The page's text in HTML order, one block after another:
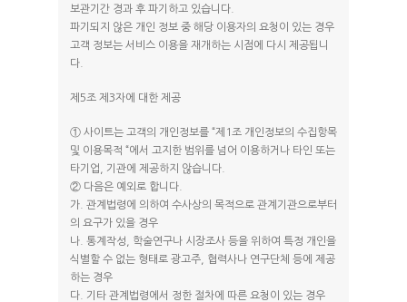
보관기간 경과 후 파기하고 있습니다.
파기되지 않은 개인 정보 중 해당 이용자의 요청이 있는 경우
고객 정보는 서비스 이용을 재개하는 시점에 다시 제공됩니
다.
제5조 제3자에 대한 제공
① 사이트는 고객의 개인정보를 “제1조 개인정보의 수집항목
및 이용목적 “에서 고지한 범위를 넘어 이용하거나 타인 또는
타기업, 기관에 제공하지 않습니다.
② 다음은 예외로 합니다.
가. 관계법령에 의하여 수사상의 목적으로 관계기관으로부터
의 요구가 있을 경우
나. 통계작성, 학술연구나 시장조사 등을 위하여 특정 개인을
식별할 수 없는 형태로 광고주, 협력사나 연구단체 등에 제공
하는 경우
다. 기타 관계법령에서 정한 절차에 따른 요청이 있는 경우